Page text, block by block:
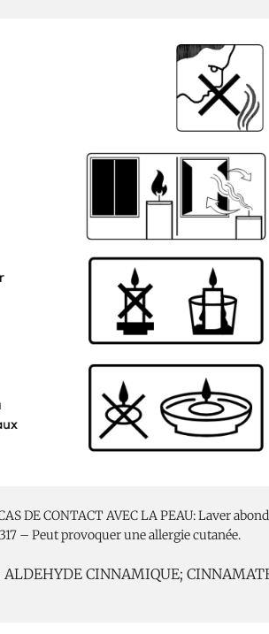
DE CONTACT AVEC LA PEAU: Laver
– Peut provoquer une allergie cutanée.
CINNAMIQUE;